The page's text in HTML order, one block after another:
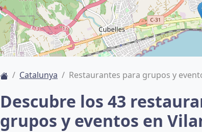
Catalunya Restaurantes para grupos y
Descubre los 43
grupos y eventos en